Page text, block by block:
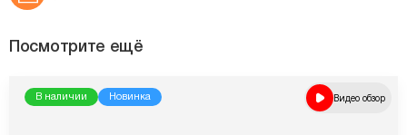
Посмотрите ещё
В наличии Новинка Видео обзор